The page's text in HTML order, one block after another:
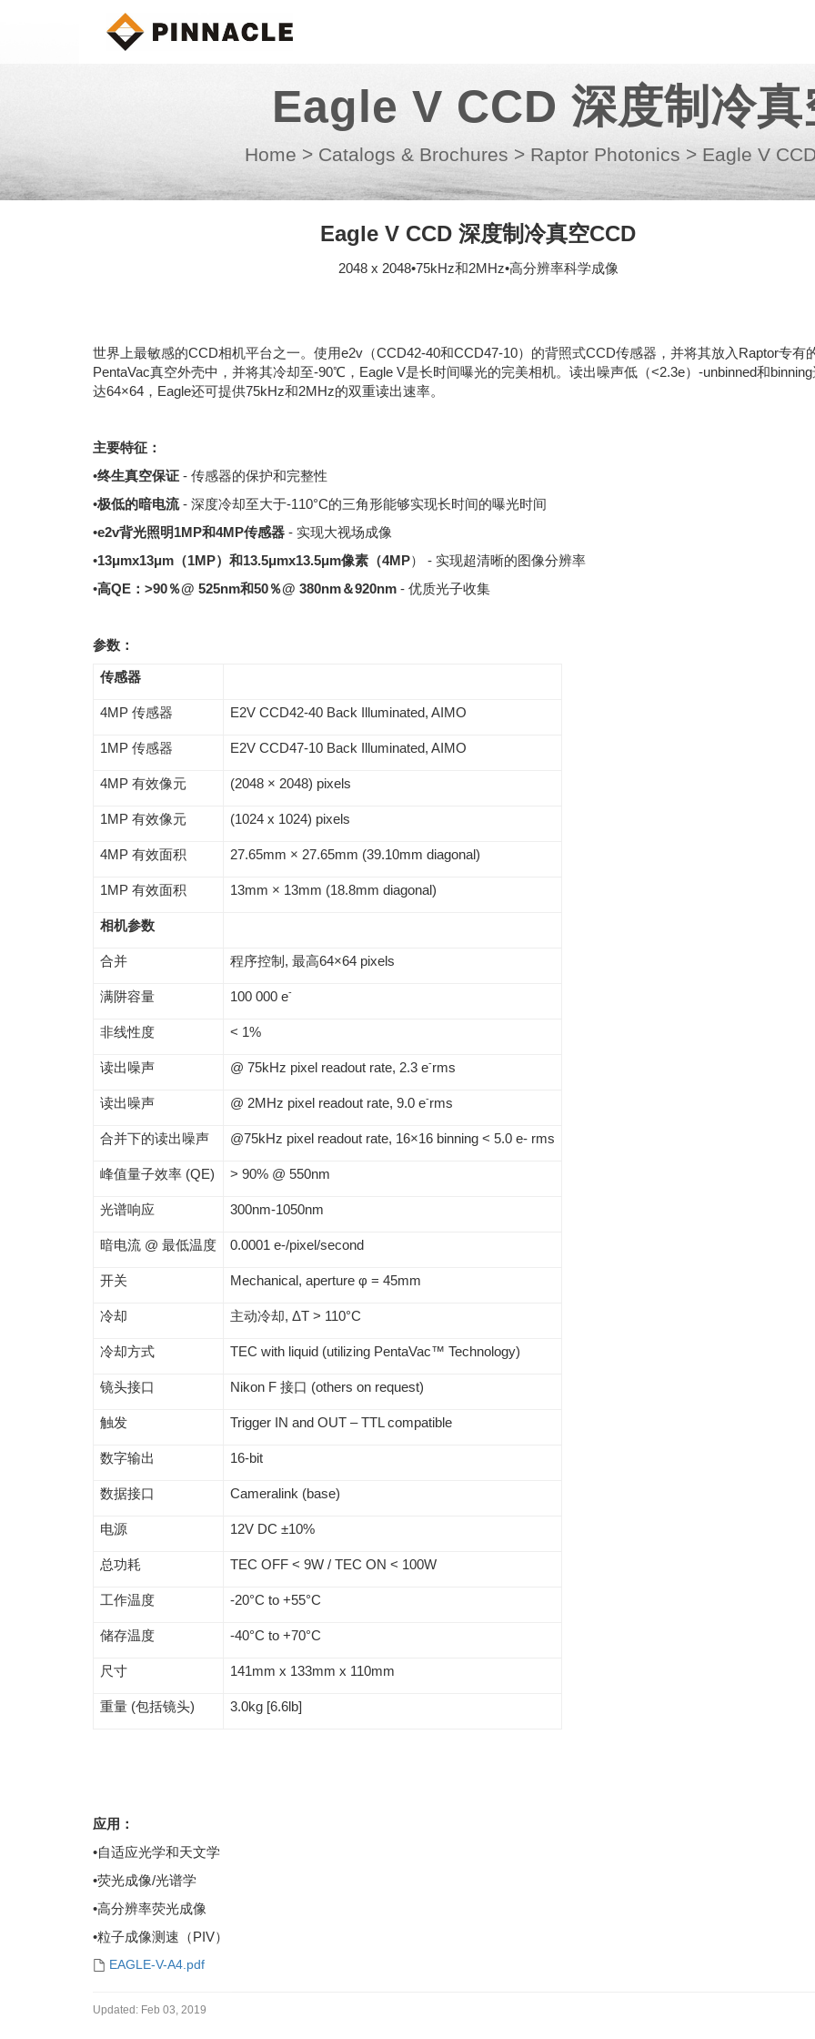
Eagle V CCD 深度制冷真
Home > Catalogs & Brochures > Raptor Photonics > Eagle V
Eagle V CCD 深度制冷真空CCD
2048 x 2048•75kHz和2MHz•高分辨率科学成像
世界上最敏感的CCD相机平台之一。使用e2v（CCD42-40和CCD47-10）的背照式CCD传感器，并将其放入Raptor专有
PentaVac真空外壳中，并将其冷却至-90℃，Eagle V是长时间曝光的完美相机。读出噪声低（<2.3e）-unbinned和binning
达64×64，Eagle还可提供75kHz和2MHz的双重读出速率。
主要特征：
•终生真空保证 - 传感器的保护和完整性
•极低的暗电流- 深度冷却至大于-110°C的三角形能够实现长时间的曝光时间
•e2v背光照明1MP和4MP传感器 - 实现大视场成像
•13μmx13μm（1MP）和13.5μmx13.5μm像素（4MP） - 实现超清晰的图像分辨率
•高QE：>90％@ 525nm和50％@ 380nm＆920nm - 优质光子收集
参数：
传感器
4MP 传感器 E2V CCD42-40 Back Illuminated, AIMO
1MP 传感器 E2V CCD47-10 Back Illuminated, AIMO
4MP 有效像元 (2048 × 2048) pixels
1MP 有效像元 (1024 x 1024) pixels
4MP 有效面积 27.65mm × 27.65mm (39.10mm diagonal)
1MP 有效面积 13mm × 13mm (18.8mm diagonal)
相机参数
合并 程序控制, 最高64×64 pixels
满阱容量 100 000 e-
非线性度 < 1%
读出噪声 @ 75kHz pixel readout rate, 2.3 e-rms
读出噪声 @ 2MHz pixel readout rate, 9.0 e-rms
合并下的读出噪声 @75kHz pixel readout rate, 16×16 binning < 5.0 e- rms
峰值量子效率 (QE) > 90% @ 550nm
光谱响应 300nm-1050nm
暗电流 @ 最低温度 0.0001 e-/pixel/second
开关 Mechanical, aperture φ = 45mm
冷却 主动冷却, ΔT > 110°C
冷却方式 TEC with liquid (utilizing PentaVac™ Technology)
镜头接口 Nikon F 接口 (others on request)
触发 Trigger IN and OUT – TTL compatible
数字输出 16-bit
数据接口 Cameralink (base)
电源 12V DC ±10%
总功耗 TEC OFF < 9W / TEC ON < 100W
工作温度 -20°C to +55°C
储存温度 -40°C to +70°C
尺寸 141mm x 133mm x 110mm
重量 (包括镜头) 3.0kg [6.6lb]
应用：
•自适应光学和天文学
•荧光成像/光谱学
•高分辨率荧光成像
•粒子成像测速（PIV）
EAGLE-V-A4.pdf
Updated: Feb 03, 2019